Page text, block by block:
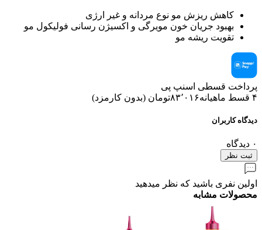
کاهش ریزش مو نوع مردانه و غیر ارژی
بهبود جریان خون مویرگی و اکسیژن رسانی فولیکول مو
تقویت ریشه مو
پرداخت قسطی اسنپ پی
۴ قسط ماهیانه
۸۳٬۰۱۶تومان (بدون کارمزد)
دیدگاه کاربران
۰ دیدگاه
ثبت نظر
اولین نفری باشید که نظر میدهید
محصولات مشابه